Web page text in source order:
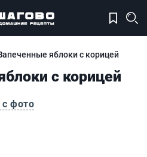
яблоки с корицей
с корицей
фото